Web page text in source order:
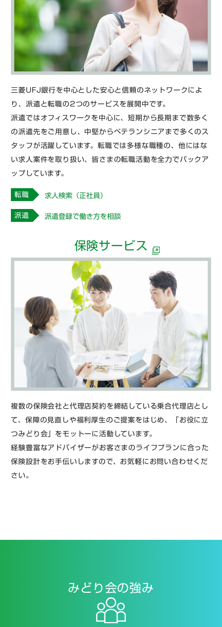
三菱UFJ銀行を中心とした安心と信頼のネットワークによ
り、派遣と転職の2つのサービスを展開中です。
派遣ではオフィスワークを中心に、短期から長期まで数多く
の派遣先をご用意し、中堅からベテランシニアまで多くのス
タッフが活躍しています。転職では多様な職種の、他にはな
い求人案件を取り扱い、皆さまの転職活動を全力でバックア
ップしています。
転職 求人検索（正社員）
派遣 派遣登録で働き方を相談
保険サービス
複数の保険会社と代理店契約を締結している乗合代理店とし
て、保障の見直しや福利厚生のご提案をはじめ、「お役に立
つみどり会」をモットーに活動しています。
経験豊富なアドバイザーがお客さまのライフプランに合った
保険設計をお手伝いしますので、お気軽にお問い合わせくだ
さい。
みどり会の強み